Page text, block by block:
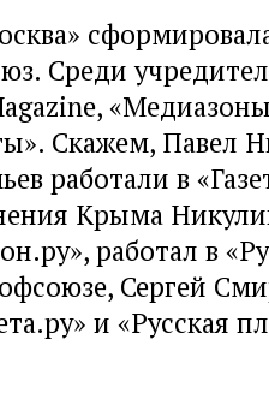
Среди
Скажем, Павел
работали в
Крыма
работал в
Сергей
и «Русская